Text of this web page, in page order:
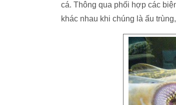
cá. Thông qua phối hợp các
khác nhau khi chúng là ấu